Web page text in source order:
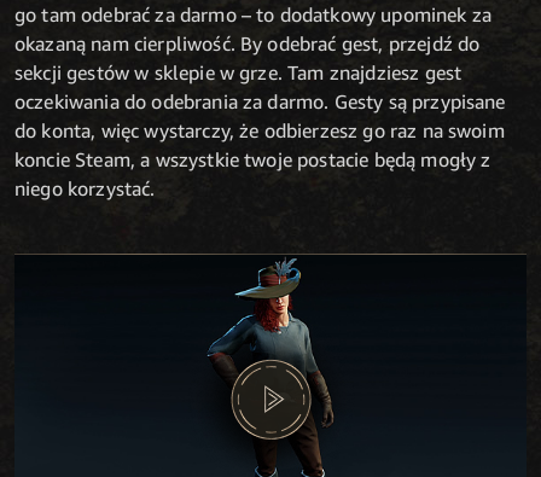
go tam odebrać za darmo – to dodatkowy upominek za
okazaną nam cierpliwość. By odebrać gest, przejdź do
sekcji gestów w sklepie w grze. Tam znajdziesz gest
oczekiwania do odebrania za darmo. Gesty są przypisane
do konta, więc wystarczy, że odbierzesz go raz na swoim
koncie Steam, a wszystkie twoje postacie będą mogły z
niego korzystać.